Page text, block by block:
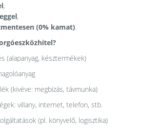
,
,
(0% kamat).
(alapanyag, késztermékek)
(kivéve: megbízás, távmunka)
villany, internet, telefon, stb.
(pl. könyvelő, logisztika)